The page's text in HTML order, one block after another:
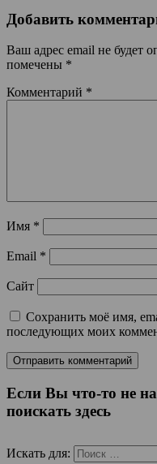
Добавить
Ваш адрес email не будет
помечены *
Комментарий *
Имя *
Email *
Сайт
Сохранить моё имя,
последующих моих
Если Вы что-то не
поискать здесь
Искать для: